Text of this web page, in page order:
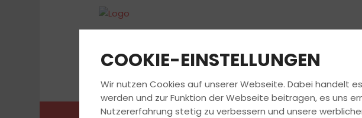
FAHRSCHULE
COOKIE-EINSTELLUNGEN
Wir nutzen Cookies auf unserer Webseite. Dabei handelt
werden und zur Funktion der Webseite beitragen, es uns
Nutzererfahrung stetig zu verbessern und unsere